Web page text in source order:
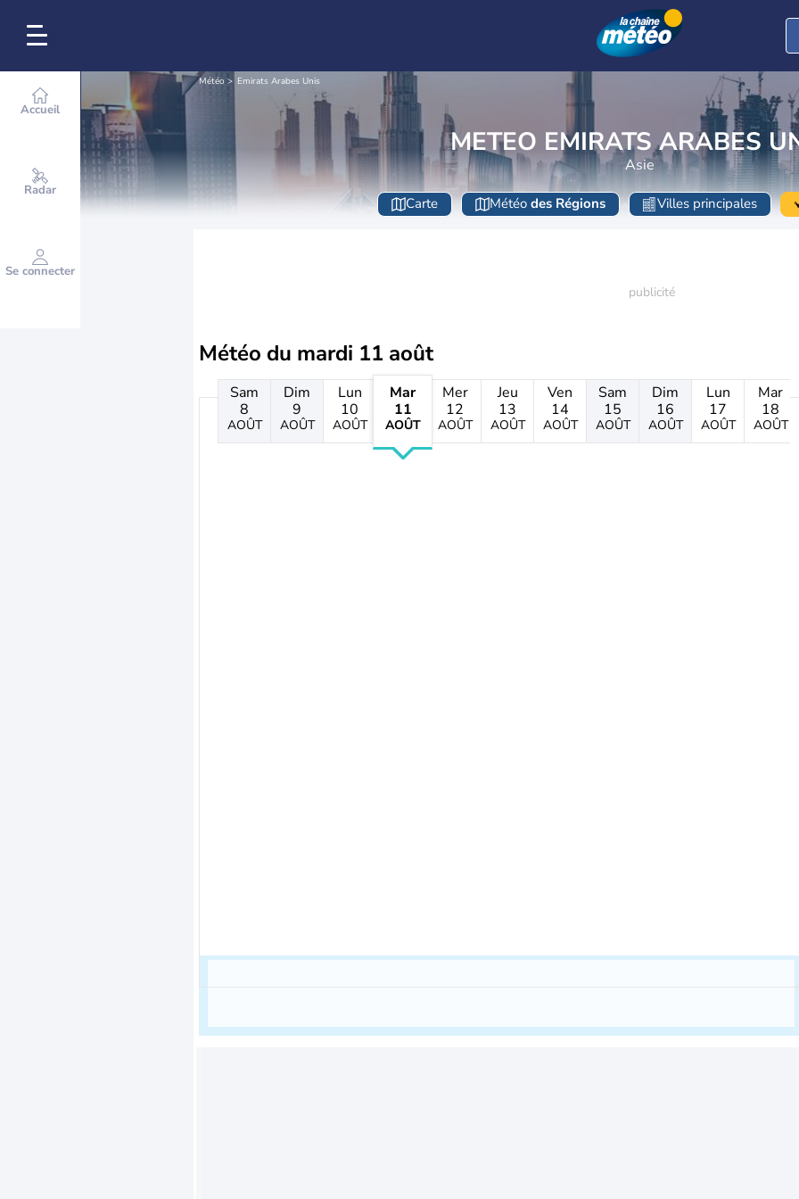
Accueil
Radar
Se connecter
Météo Emirats Arabes Unis
METEO EMIRATS ARABES
Asie
Carte Météo des Régions Villes principales
Météo du mardi 11 août
Sam
8
AOÛT
Dim
9
AOÛT
Lun
10
AOÛT
Mar
11
AOÛT
Mer
12
AOÛT
Jeu
13
AOÛT
Ven
14
AOÛT
Sam
15
AOÛT
Dim
16
AOÛT
Lun
17
AOÛT
Mar
18
AOÛT